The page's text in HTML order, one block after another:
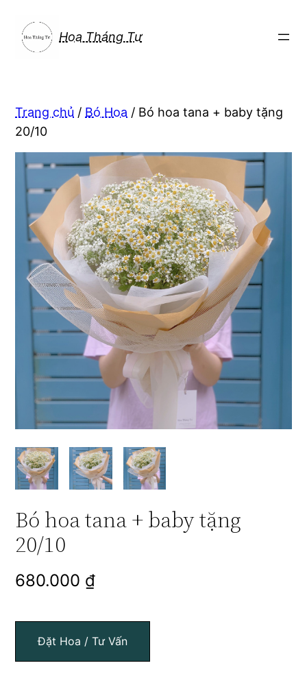
phần
Hoa Tháng Tư
Trang chủ / Bó Hoa / Bó hoa tana + baby tặng
20/10
Bó hoa tana + baby tặng
20/10
680.000 ₫
Đặt Hoa / Tư Vấn